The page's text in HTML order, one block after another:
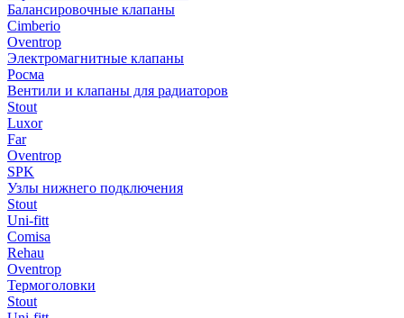
Балансировочные клапаны
Cimberio
Oventrop
Электромагнитные клапаны
Росма
Вентили и клапаны для радиаторов
Stout
Luxor
Far
Oventrop
SPK
Узлы нижнего подключения
Stout
Uni-fitt
Comisa
Rehau
Oventrop
Термоголовки
Stout